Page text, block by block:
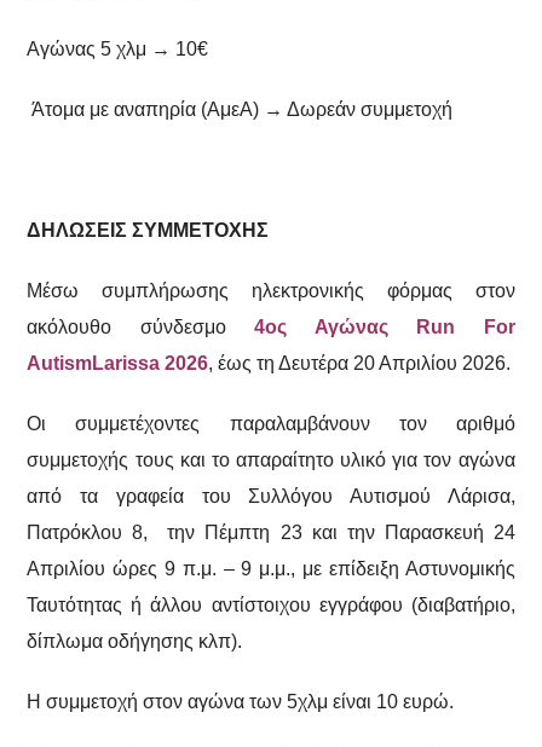
Αγώνας 5 χλμ → 10€
Άτομα με αναπηρία (ΑμεΑ) → Δωρεάν συμμετοχή
ΔΗΛΩΣΕΙΣ ΣΥΜΜΕΤΟΧΗΣ
Mέσω συμπλήρωσης ηλεκτρονικής φόρμας στον
ακόλουθο σύνδεσμο4oς Αγώνας Run For
AutismLarissa 2026, έως τη Δευτέρα 20 Απριλίου 2026.
Οι συμμετέχοντες παραλαμβάνουν τον αριθμό
συμμετοχής τους και το απαραίτητο υλικό για τον αγώνα
από τα γραφεία του Συλλόγου Αυτισμού Λάρισα,
Πατρόκλου 8, την Πέμπτη 23 και την Παρασκευή 24
Απριλίου ώρες 9 π.μ. – 9 μ.μ., με επίδειξη Αστυνομικής
Ταυτότητας ή άλλου αντίστοιχου εγγράφου (διαβατήριο,
δίπλωμα οδήγησης κλπ).
Η συμμετοχή στον αγώνα των 5χλμ είναι 10 ευρώ.